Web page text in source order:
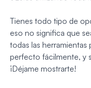
Tienes todo tipo de
eso no significa que
todas las
perfecto fácilmente, y
¡Déjame mostrarte!